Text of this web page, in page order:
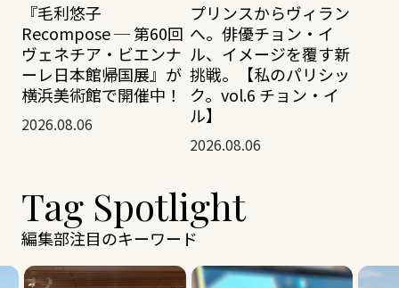
『毛利悠子
Recompose ─ 第60回
ヴェネチア・ビエンナ
ーレ日本館帰国展』が
横浜美術館で開催中！
2026.08.06
プリンスからヴィラン
へ。俳優チョン・イ
ル、イメージを覆す新
挑戦。【私のパリシッ
ク。vol.6 チョン・イ
ル】
2026.08.06
Tag Spotlight
編集部注目のキーワード